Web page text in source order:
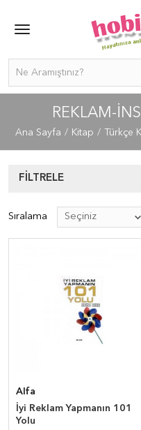
REKLAM-
Ana Sayfa Kitap Türkçe
FILTRELE
Sıralama
Alfa
İyi Reklam Yapmanın 101
Yolu